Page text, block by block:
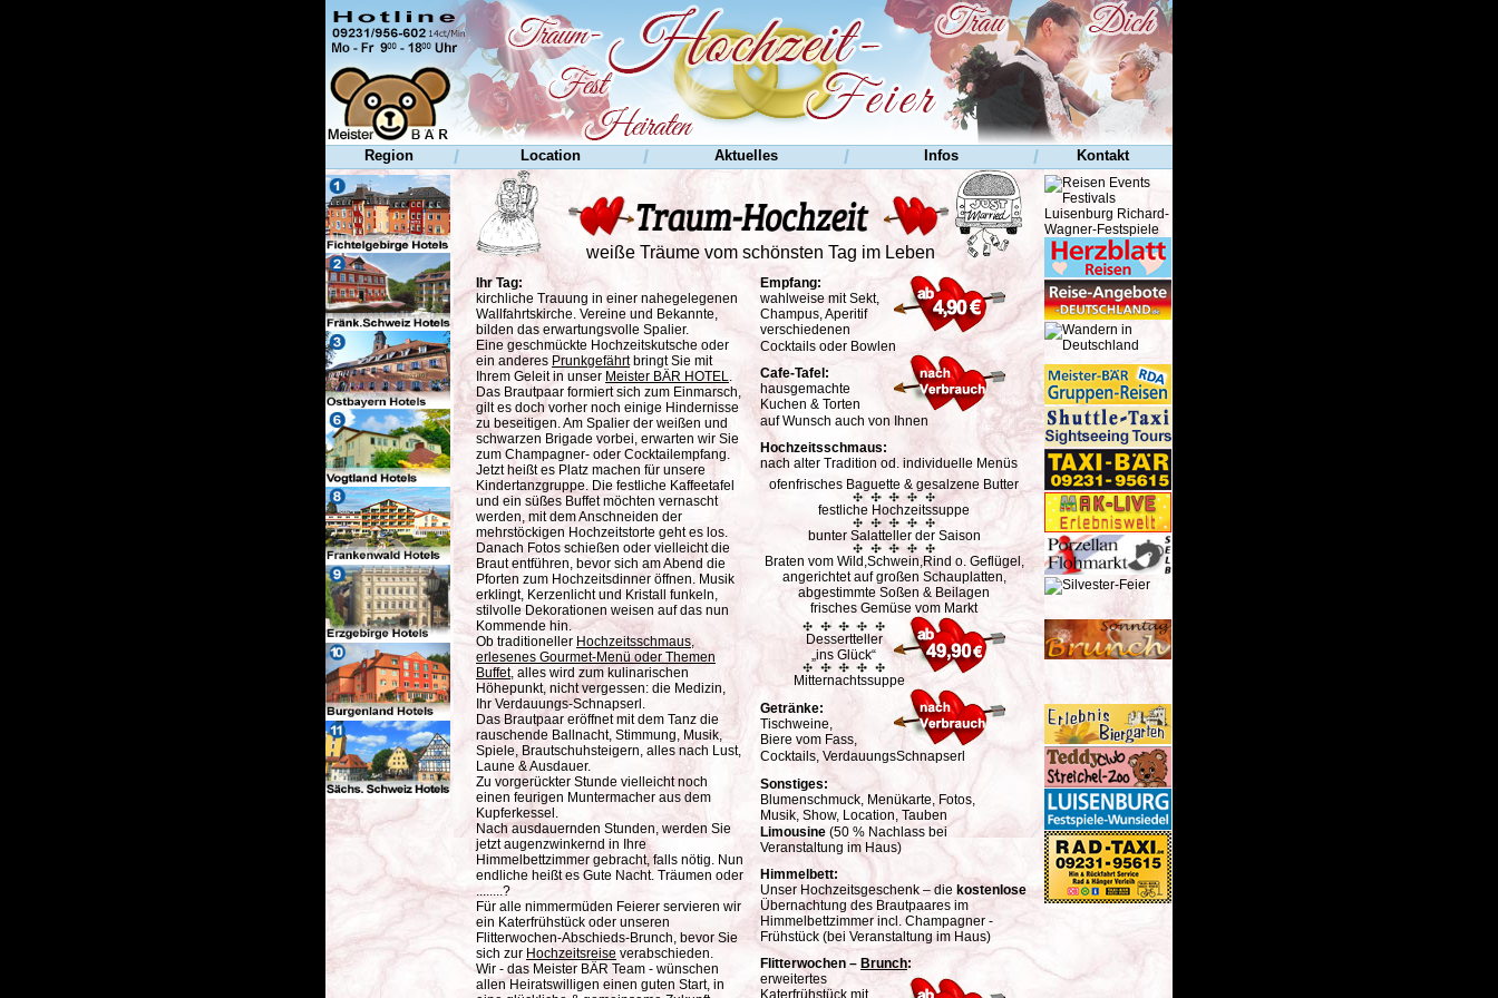
Region / Location / Aktuelles / Infos
01 Anwendung
02 Hochzeit
03 FahrService
04 Prunkgefährt
05 Gourmet-Menü
06 Himmelbett-Zimmer
07 Impressum
/ Kontakt
weiße Träume vom schönsten Tag im Leben
Ihr Tag:
kirchliche Trauung in einer nahegelegenen
Wallfahrtskirche. Vereine und Bekannte,
bilden das erwartungsvolle Spalier.
Eine geschmückte Hochzeitskutsche oder
ein anderes Prunkgefährtbringt Sie mit
Ihrem Geleit in unser Meister BÄR HOTEL.
Das Brautpaar formiert sich zum Einmarsch,
gilt es doch vorher noch einige Hindernisse
zu beseitigen. Am Spalier der weißen und
schwarzen Brigade vorbei, erwarten wir Sie
zum Champagner- oder Cocktailempfang.
Jetzt heißt es Platz machen für unsere
Kindertanzgruppe. Die festliche Kaffeetafel
und ein süßes Buffet möchten vernascht
werden, mit dem Anschneiden der
mehrstöckigen Hochzeitstorte geht es los.
Danach Fotos schießen oder vielleicht die
Braut entführen, bevor sich am Abend die
Pforten zum Hochzeitsdinner öffnen. Musik
erklingt, Kerzenlicht und Kristall funkeln,
stilvolle Dekorationen weisen auf das nun
Kommende hin.
Ob traditioneller Hochzeitsschmaus,
erlesenes Gourmet-Menü oder Themen
Buffet, alles wird zum kulinarischen
Höhepunkt, nicht vergessen: die Medizin,
Ihr Verdauungs-Schnapserl.
Das Brautpaar eröffnet mit dem Tanz die
rauschende Ballnacht, Stimmung, Musik,
Spiele, Brautschuhsteigern, alles nach Lust,
Laune & Ausdauer.
Zu vorgerückter Stunde vielleicht noch
einen feurigen Muntermacher aus dem
Kupferkessel.
Nach ausdauernden Stunden, werden Sie
jetzt augenzwinkernd in Ihre
Himmelbettzimmer gebracht, falls nötig. Nun
endliche heißt es Gute Nacht. Träumen oder
........?
Für alle nimmermüden Feierer servieren wir
ein Katerfrühstück oder unseren
Flitterwochen-Abschieds-Brunch, bevor Sie
sich zur Hochzeitsreise verabschieden.
Wir - das Meister BÄR Team - wünschen
allen Heiratswilligen einen guten Start, in
Empfang:
wahlweise mit Sekt,
Champus, Aperitif
verschiedenen
Cocktails oder Bowlen
Cafe-Tafel:
hausgemachte
Kuchen & Torten
auf Wunsch auch von Ihnen
Hochzeitsschmaus:
nach alter Tradition od. individuelle Menüs
ofenfrisches Baguette & gesalzene Butter
festliche Hochzeitssuppe
bunter Salatteller der Saison
Braten vom Wild,Schwein,Rind o. Geflügel,
angerichtet auf großen Schauplatten,
abgestimmte Soßen & Beilagen
frisches Gemüse vom Markt
Dessertteller
„ins Glück“
Mitternachtssuppe
Getränke:
Tischweine,
Biere vom Fass,
Cocktails, VerdauungsSchnapserl
Sonstiges:
Blumenschmuck, Menükarte, Fotos,
Musik, Show, Location, Tauben
Limousine (50 % Nachlass bei
Veranstaltung im Haus)
Himmelbett:
Unser Hochzeitsgeschenk – die kostenlose
Übernachtung des Brautpaares im
Himmelbettzimmer incl. Champagner -
Frühstück (bei Veranstaltung im Haus)
Flitterwochen – Brunch:
erweitertes
Katerfrühstück mit